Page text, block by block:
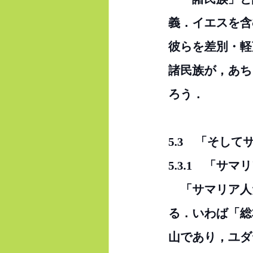
義．イエスを
彼らを差別・
諸民族が，あ
ろう．
5.3　「そして
5.3.1　「サマリ
「サマリア人
る．いわば「
山であり，ユ